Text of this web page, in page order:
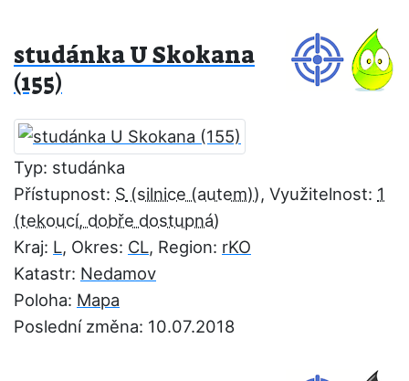
studánka U Skokana
(155)
Typ: studánka
Přístupnost: S , Využitelnost: 1
Kraj: L, Okres: CL, Region: rKO
Katastr: Nedamov
Poloha: Mapa
Poslední změna: 10.07.2018